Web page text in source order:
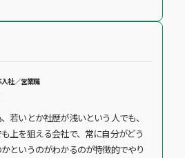
社／営業職
若いとか社歴が浅いという人でも、
上を狙える会社で、常に自分がどう
というのがわかるのが特徴的でやり